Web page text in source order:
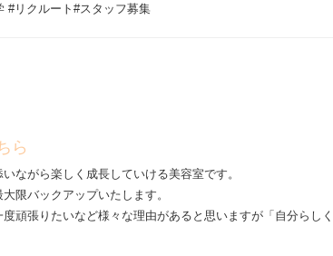
#リクルート#スタッフ募集
ら
ながら楽しく成長していける美容室です。
限バックアップいたします。
頑張りたいなど様々な理由があると思いますが「自分らしく